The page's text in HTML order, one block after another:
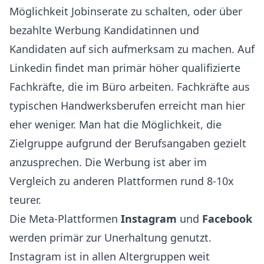
Möglichkeit Jobinserate zu schalten, oder über
bezahlte Werbung Kandidatinnen und
Kandidaten auf sich aufmerksam zu machen. Auf
Linkedin findet man primär höher qualifizierte
Fachkräfte, die im Büro arbeiten. Fachkräfte aus
typischen Handwerksberufen erreicht man hier
eher weniger. Man hat die Möglichkeit, die
Zielgruppe aufgrund der Berufsangaben gezielt
anzusprechen. Die Werbung ist aber im
Vergleich zu anderen Plattformen rund 8-10x
teurer.
Die Meta-Plattformen Instagram und Facebook
werden primär zur Unerhaltung genutzt.
Instagram ist in allen Altergruppen weit